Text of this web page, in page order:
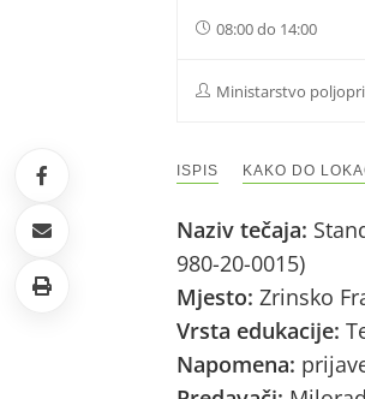
08:00 do 14:00
Ministarstvo
ISPIS KAKO DO
Naziv tečaja:
980-20-0015)
Mjesto: Zrinsko
Vrsta edukacije:
Napomena: